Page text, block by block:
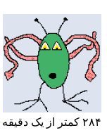
۲۸۴ کمتر از یک دقیقه